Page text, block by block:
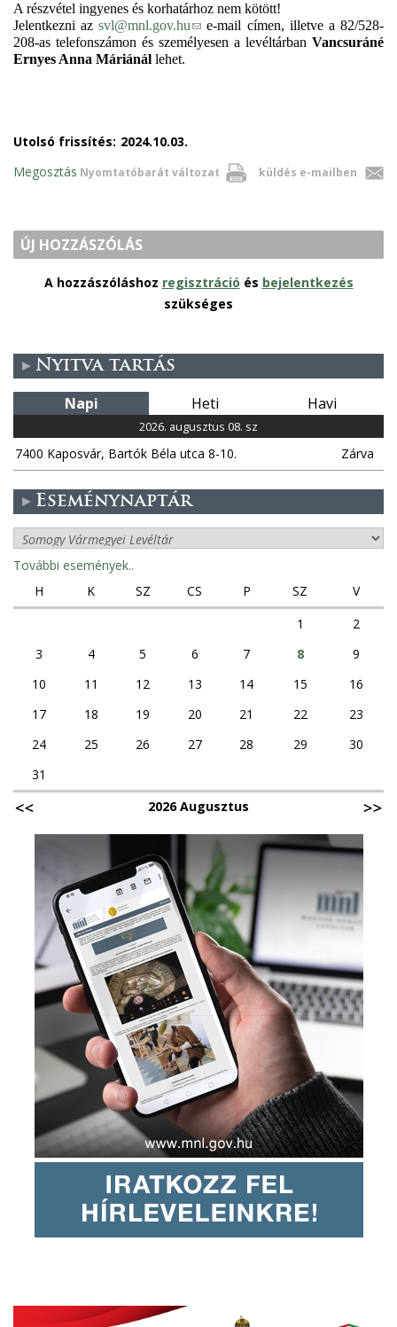
A részvétel ingyenes és korhatárhoz nem kötött!
Jelentkezni azsvl@mnl.gov.hu(
l
s
m
i
l
)
e-mail címen, illetve a 82/528-
208-as telefonszámon és személyesen a levéltárban Vancsuráné
Ernyes Anna Máriánál lehet.
Utolsó frissítés: 2024.10.03.
Nyomtatóbarát változat küldés e-mailben
Megosztás
ÚJ HOZZÁSZÓLÁS
A hozzászóláshoz regisztráció és bejelentkezés
szükséges
Nyitva tartás
Napi Heti Havi
2026. augusztus 08. sz
7400 Kaposvár, Bartók Béla utca 8-10. Zárva
Eseménynaptár
További események..
H
K SZ CS P SZ
V
1
2
3
4 5 6 7 8
9
10
11 12 13 14 15
16
17
18 19 20 21 22
23
24
25 26 27 28 29
30
31
2026 Augusztus